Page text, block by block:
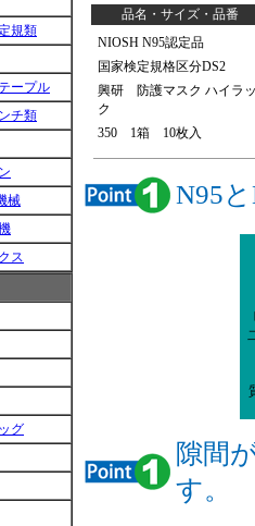
規類
ープル
チ類
械
ス
グ
品名・サイズ・品番
NIOSH N95認定品
国家検定規格区分DS2
興研 防護マスク ハイラ
ク
350 1箱 10枚入
N95
隙間
す。